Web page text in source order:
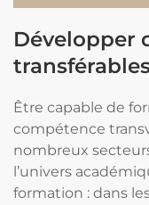
Développer
Être capable de
compétence
nombreux
l’univers
formation : dans